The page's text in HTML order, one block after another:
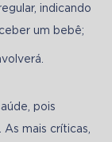
indicando
um bebê;
pois
mais críticas,